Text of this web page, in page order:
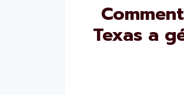
Texas a